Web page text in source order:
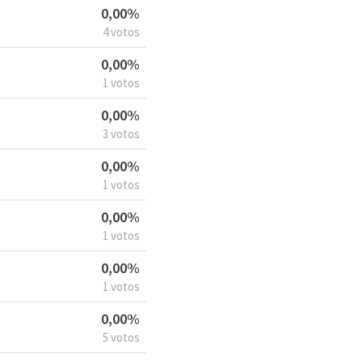
0,00%
4 votos
0,00%
1 votos
0,00%
3 votos
0,00%
1 votos
0,00%
1 votos
0,00%
1 votos
0,00%
5 votos